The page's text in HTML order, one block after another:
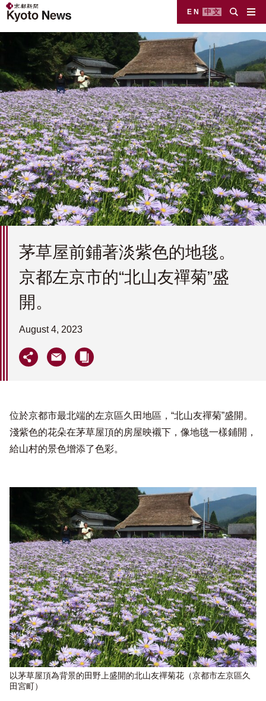
EN 中文
茅草屋前鋪著淡紫色的地毯。
京都左京市的“北山友禪菊”盛
開。
August 4, 2023
位於京都市最北端的左京區久田地區，“北山友禪菊”盛開。
淺紫色的花朵在茅草屋頂的房屋映襯下，像地毯一樣鋪開，
給山村的景色增添了色彩。
以茅草屋頂為背景的田野上盛開的北山友禪菊花（京都市左京區久
田宮町）